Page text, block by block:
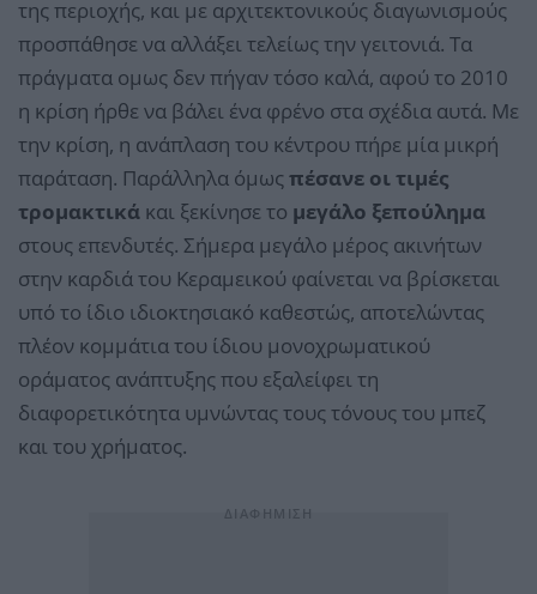
της περιοχής, και με αρχιτεκτονικούς διαγωνισμούς
προσπάθησε να αλλάξει τελείως την γειτονιά. Τα
πράγματα ομως δεν πήγαν τόσο καλά, αφού το 2010
η κρίση ήρθε να βάλει ένα φρένο στα σχέδια αυτά. Με
την κρίση, η ανάπλαση του κέντρου πήρε μία μικρή
παράταση. Παράλληλα όμως πέσανε οι τιμές
τρομακτικά και ξεκίνησε το μεγάλο ξεπούλημα
στους επενδυτές. Σήμερα μεγάλο μέρος ακινήτων
στην καρδιά του Κεραμεικού φαίνεται να βρίσκεται
υπό το ίδιο ιδιοκτησιακό καθεστώς, αποτελώντας
πλέον κομμάτια του ίδιου μονοχρωματικού
οράματος ανάπτυξης που εξαλείφει τη
διαφορετικότητα υμνώντας τους τόνους του μπεζ
και του χρήματος.